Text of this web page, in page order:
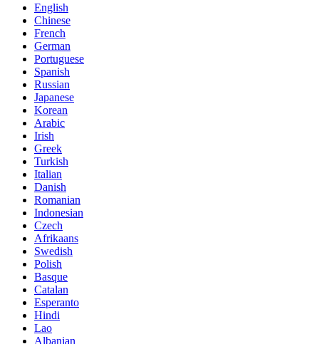
English
Chinese
French
German
Portuguese
Spanish
Russian
Japanese
Korean
Arabic
Irish
Greek
Turkish
Italian
Danish
Romanian
Indonesian
Czech
Afrikaans
Swedish
Polish
Basque
Catalan
Esperanto
Hindi
Lao
Albanian